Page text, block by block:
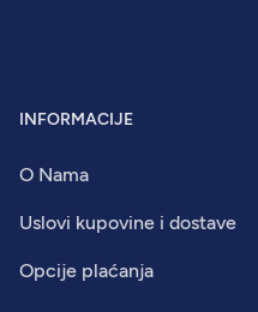
INFORMACIJE
O Nama
Uslovi kupovine i dostave
Opcije plaćanja